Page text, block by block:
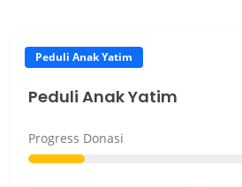
Peduli Anak Yatim
Peduli Anak Yatim
Progress Donasi